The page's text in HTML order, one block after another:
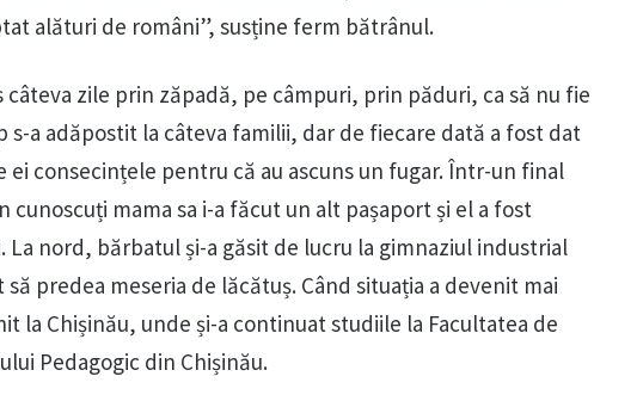
alături de români”, susține ferm bătrânul.
câteva zile prin zăpadă, pe câmpuri, prin păduri, ca să nu fie
a adăpostit la câteva familii, dar de fiecare dată a fost dat
ei consecințele pentru că au ascuns un fugar. Într-un final
cunoscuți mama sa i-a făcut un alt pașaport și el a fost
La nord, bărbatul și-a găsit de lucru la gimnaziul industrial
predea meseria de lăcătuș. Când situația a devenit mai
la Chișinău, unde și-a continuat studiile la Facultatea de
Pedagogic din Chișinău.